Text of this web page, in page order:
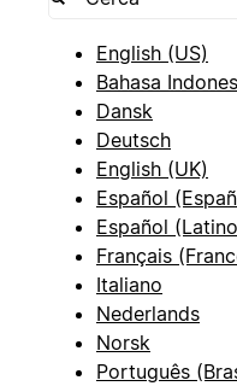
English (US)
Bahasa
Dansk
Deutsch
English (UK)
Español
Español
Français
Italiano
Nederlands
Norsk
Português